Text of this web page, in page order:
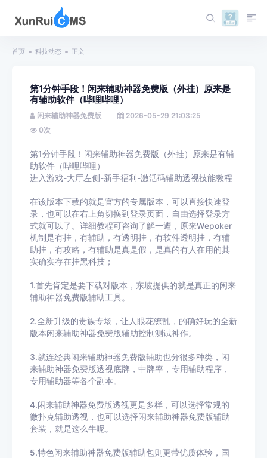
首页 科技动态 正文
第1分钟手段！闲来辅助神器免费版（外挂）原来是
有辅助软件（哔哩哔哩）
闲来辅助神器免费版
2026-05-29 21:03:25
0次
第1分钟手段！闲来辅助神器免费版（外挂）原来是有辅
助软件（哔哩哔哩）
进入游戏-大厅左侧-新手福利-激活码辅助透视技能教程
在该版本下载的就是官方的专属版本，可以直接快速登
录，也可以在右上角切换到登录页面，自由选择登录方
式就可以了。详细教程可咨询了解一遭，原来Wepoker
机制是有挂，有辅助，有透明挂，有软件透明挂，有辅
助挂，有攻略，有辅助是真是假，是真的有人在用的其
实确实存在挂黑科技；
1.首先肯定是要下载对版本，东坡提供的就是真正的闲来
辅助神器免费版辅助工具。
2.全新升级的贵族专场，让人眼花缭乱，的确好玩的全新
版本闲来辅助神器免费版辅助控制测试神作。
3.就连经典闲来辅助神器免费版辅助也分很多种类，闲
来辅助神器免费版透视底牌，中牌率，专用辅助程序，
专用辅助器等各个副本。
4.闲来辅助神器免费版透视更是多样，可以选择常规的
微扑克辅助透视，也可以选择闲来辅助神器免费版辅助
套装，就是这么牛呢。
5.特色闲来辅助神器免费版辅助包则更带优质体验，国